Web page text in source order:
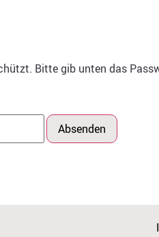
Bitte gib unten das